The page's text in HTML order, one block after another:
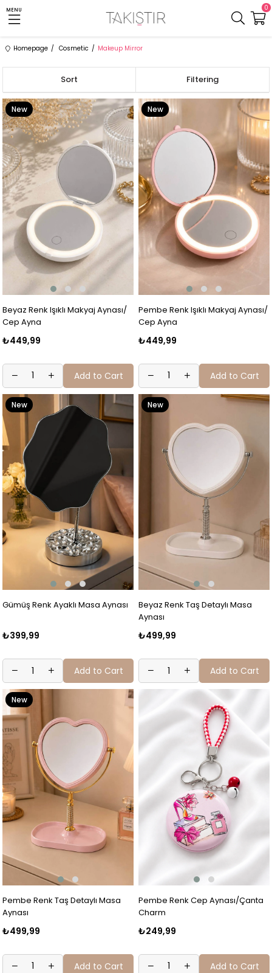
MENU 0
Homepage Cosmetic Makeup Mirror
Filtering
Sort
Beyaz Renk Işıklı Makyaj Aynası/
Cep Ayna
₺449,99
New
Item
Add to Cart
Pembe Renk Işıklı Makyaj Aynası/
Cep Ayna
₺449,99
New
Item
Add to Cart
Gümüş Renk Ayaklı Masa Aynası
₺399,99
New
Add to Cart
Beyaz Renk Taş Detaylı Masa
Aynası
₺499,99
New
Add to Cart
Pembe Renk Taş Detaylı Masa
Aynası
₺499,99
New
Item
Add to Cart
Pembe Renk Cep Aynası/Çanta
Charm
₺249,99
Add to Cart